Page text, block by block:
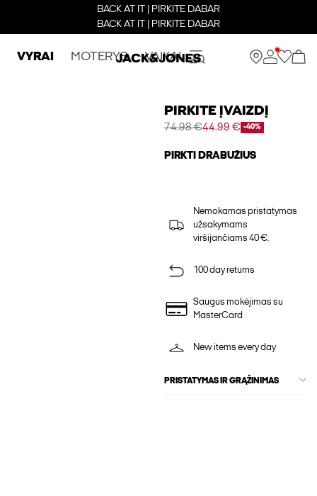
BACK AT IT | PIRKITE DABAR
BACK AT IT | PIRKITE DABAR
VYRAI MOTERYS VAIKAI
PIRKITE ĮVAIZDĮ
74.98 €44.99 € -40%
PIRKTI DRABUŽIUS
Nemokamas pristatymas
užsakymams
viršijančiams 40 €.
100 day returns
Saugus mokėjimas su
MasterCard
New items every day
PRISTATYMAS IR GRĄŽINIMAS